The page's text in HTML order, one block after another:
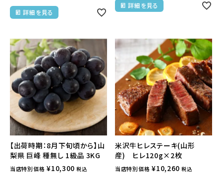
詳細を見る
詳細を見る
【出荷時期：8月下旬頃から】山
梨県 巨峰 種無し 1級品 3KG
当店特別価格 ¥10,300 税込
米沢牛ヒレステーキ(山形
産) ヒレ120g×2枚
当店特別価格 ¥10,260 税込